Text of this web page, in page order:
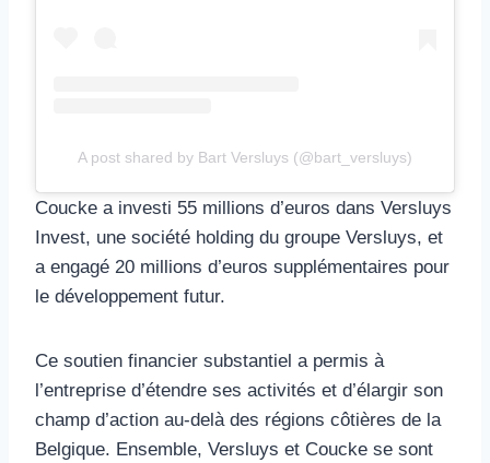
A post shared by Bart Versluys (@bart_versluys)
Coucke a investi 55 millions d’euros dans Versluys
Invest, une société holding du groupe Versluys, et
a engagé 20 millions d’euros supplémentaires pour
le développement futur.
Ce soutien financier substantiel a permis à
l’entreprise d’étendre ses activités et d’élargir son
champ d’action au-delà des régions côtières de la
Belgique. Ensemble, Versluys et Coucke se sont